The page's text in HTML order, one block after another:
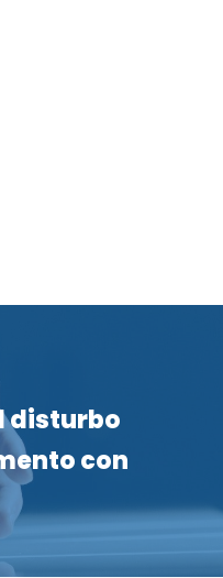
disturbo
con